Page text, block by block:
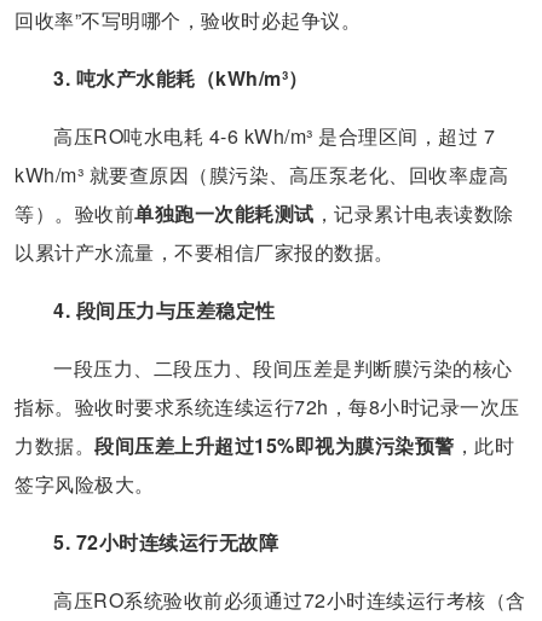
回收率”不写明哪个，验收时必起争议。
3. 吨水产水能耗（kWh/m³）
高压RO吨水电耗 4-6 kWh/m³ 是合理区间，超过 7
kWh/m³ 就要查原因（膜污染、高压泵老化、回收率虚高
等）。验收前单独跑一次能耗测试 ，记录累计电表读数除
以累计产水流量，不要相信厂家报的数据。
4. 段间压力与压差稳定性
一段压力、二段压力、段间压差是判断膜污染的核心
指标。验收时要求系统连续运行72h，每8小时记录一次压
力数据。 段间压差上升超过15%即视为膜污染预警 ，此时
签字风险极大。
5. 72小时连续运行无故障
高压RO系统验收前必须通过72小时连续运行考核（含